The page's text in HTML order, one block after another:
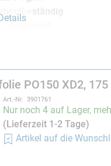
styrolbeständig
Folie ist die Elastizität
sind primär zwei
Verformung ist
zurückkehren zu
Verformung lässt
PO150 XD2,
Art.-Nr. 3901761
Nur noch 4 auf Lager,
(Lieferzeit 1-2 Tage)
Artikel auf die